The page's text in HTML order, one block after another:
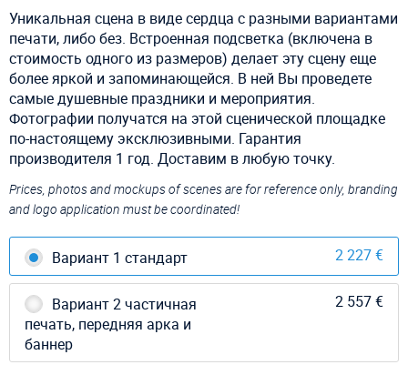
Уникальная сцена в виде сердца с разными вариантами
печати, либо без. Встроенная подсветка (включена в
стоимость одного из размеров) делает эту сцену еще
более яркой и запоминающейся. В ней Вы проведете
самые душевные праздники и мероприятия.
Фотографии получатся на этой сценической площадке
по-настоящему эксклюзивными. Гарантия
производителя 1 год. Доставим в любую точку.
Prices, photos and mockups of scenes are for reference only, branding
and logo application must be coordinated!
Вариант 1 стандарт 2 227 €
Вариант 2 частичная
печать, передняя арка и
баннер
2 557 €